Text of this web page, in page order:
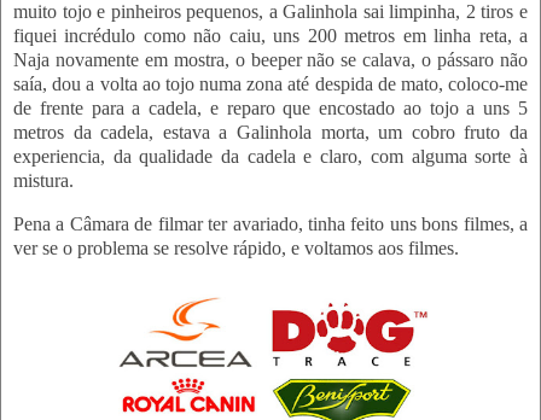
muito tojo e pinheiros pequenos, a Galinhola sai limpinha, 2 tiros e
fiquei incrédulo como não caiu, uns 200 metros em linha reta, a
Naja novamente em mostra, o beeper não se calava, o pássaro não
saía, dou a volta ao tojo numa zona até despida de mato, coloco-me
de frente para a cadela, e reparo que encostado ao tojo a uns 5
metros da cadela, estava a Galinhola morta, um cobro fruto da
experiencia, da qualidade da cadela e claro, com alguma sorte à
mistura.
Pena a Câmara de filmar ter avariado, tinha feito uns bons filmes, a
ver se o problema se resolve rápido, e voltamos aos filmes.